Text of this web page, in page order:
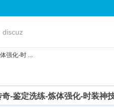
discuz
强化-时 ...
-鉴定洗练-炼体强化-时装神